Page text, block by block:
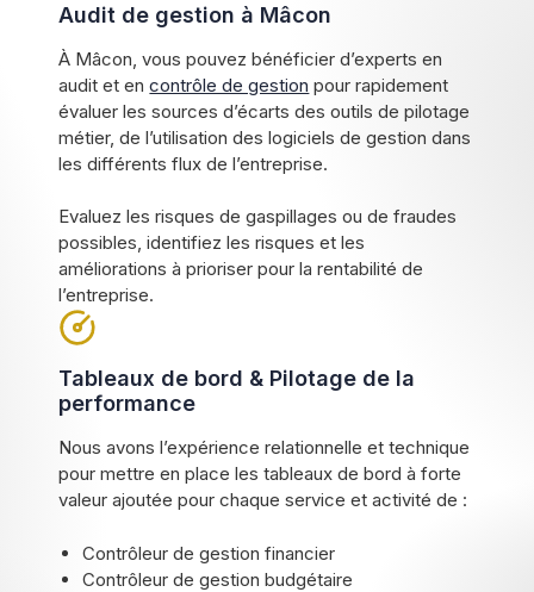
Audit de gestion à Mâcon
À Mâcon, vous pouvez bénéficier d’experts en
audit et encontrôle de gestion pour rapidement
évaluer les sources d’écarts des outils de pilotage
métier, de l’utilisation des logiciels de gestion dans
les différents flux de l’entreprise.
Evaluez les risques de gaspillages ou de fraudes
possibles, identifiez les risques et les
améliorations à prioriser pour la rentabilité de
l’entreprise.
Tableaux de bord & Pilotage de la
performance
Nous avons l’expérience relationnelle et technique
pour mettre en place les tableaux de bord à forte
valeur ajoutée pour chaque service et activité de :
Contrôleur de gestion financier
Contrôleur de gestion budgétaire